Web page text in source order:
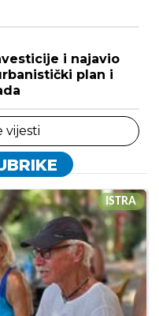
i najavio
plan i
vijesti
ISTRA